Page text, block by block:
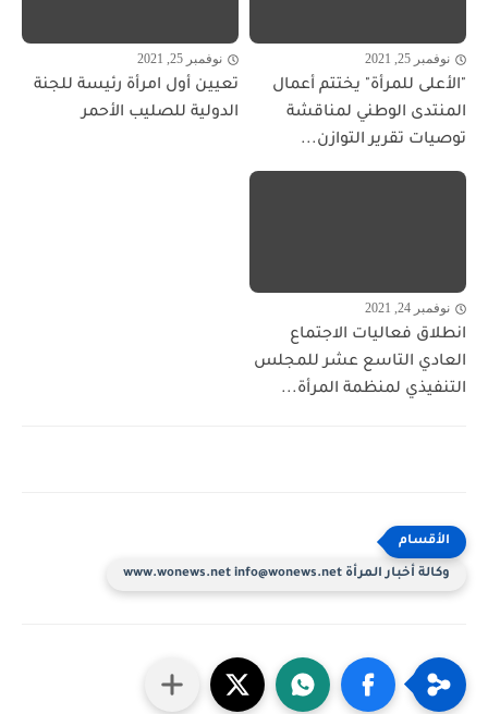
نوفمبر 25, 2021
"الأعلى للمرأة" يختتم أعمال
المنتدى الوطني لمناقشة
توصيات تقرير التوازن...
نوفمبر 25, 2021
تعيين أول امرأة رئيسة للجنة
الدولية للصليب الأحمر
نوفمبر 24, 2021
انطلاق فعاليات الاجتماع
العادي التاسع عشر للمجلس
التنفيذي لمنظمة المرأة...
وكالة أخبار المرأة www.wonews.net info@wonews.net